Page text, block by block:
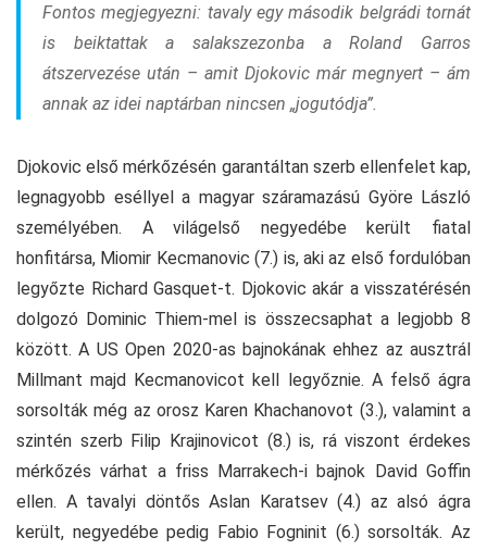
Fontos megjegyezni: tavaly egy második belgrádi tornát
is beiktattak a salakszezonba a Roland Garros
átszervezése után – amit Djokovic már megnyert – ám
annak az idei naptárban nincsen „jogutódja”.
Djokovic első mérkőzésén garantáltan szerb ellenfelet kap,
legnagyobb eséllyel a magyar száramazású Györe László
személyében. A világelső negyedébe került fiatal
honfitársa, Miomir Kecmanovic (7.) is, aki az első fordulóban
legyőzte Richard Gasquet-t. Djokovic akár a visszatérésén
dolgozó Dominic Thiem-mel is összecsaphat a legjobb 8
között. A US Open 2020-as bajnokának ehhez az ausztrál
Millmant majd Kecmanovicot kell legyőznie. A felső ágra
sorsolták még az orosz Karen Khachanovot (3.), valamint a
szintén szerb Filip Krajinovicot (8.) is, rá viszont érdekes
mérkőzés várhat a friss Marrakech-i bajnok David Goffin
ellen. A tavalyi döntős Aslan Karatsev (4.) az alsó ágra
került, negyedébe pedig Fabio Fogninit (6.) sorsolták. Az